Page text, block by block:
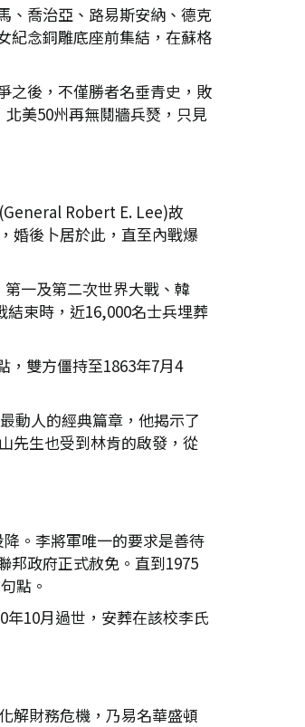
、喬治亞、路易斯安納、德克
紀念銅雕底座前集結，在蘇格
之後，不僅勝者名垂青史，敗
美50州再無鬩牆兵燹，只見
Robert E. Lee)故
婚後卜居於此，直至內戰爆
一及第二次世界大戰、韓
束時，近16,000名士兵埋葬
，雙方僵持至1863年7月4
動人的經典篇章，他揭示了
先生也受到林肯的啟發，從
。李將軍唯一的要求是善待
邦政府正式赦免。直到1975
點。
10月過世，安葬在該校李氏
解財務危機，乃易名華盛頓